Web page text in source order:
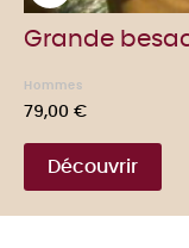
Grande
Hommes
Prix
79,00 €
Découvrir